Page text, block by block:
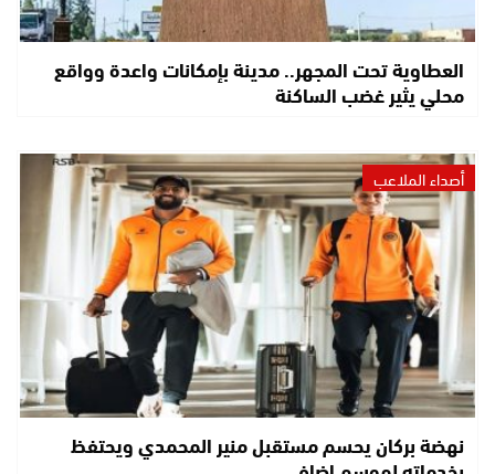
العطاوية تحت المجهر.. مدينة بإمكانات واعدة وواقع
محلي يثير غضب الساكنة
أصداء الملاعب
نهضة بركان يحسم مستقبل منير المحمدي ويحتفظ